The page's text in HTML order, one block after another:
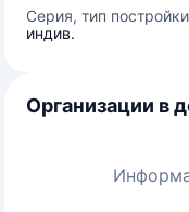
Серия, тип
индив.
Организации в